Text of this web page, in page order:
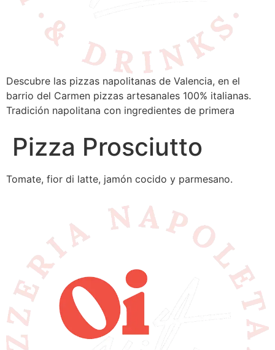
Descubre las pizzas napolitanas de Valencia, en el
barrio del Carmen pizzas artesanales 100% italianas.
Tradición napolitana con ingredientes de primera
Pizza Prosciutto
Tomate, fior di latte, jamón cocido y parmesano.